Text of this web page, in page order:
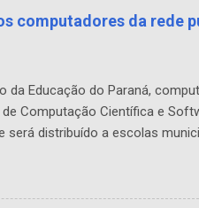
ao lançamento da
computadores da rede
da Educação do Paraná,
Computação Científica e
será distribuído a escolas
desenvolvido no
2.4GHz de dois